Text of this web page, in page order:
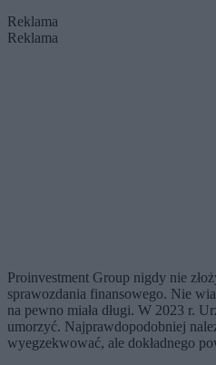
Reklama
Reklama
Proinvestment Group nigdy nie
sprawozdania finansowego. Nie
na pewno miała długi. W 2023 r.
umorzyć. Najprawdopodobniej
wyegzekwować, ale dokładnego